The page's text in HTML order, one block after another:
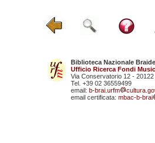
Biblioteca Nazionale
Ufficio Ricerca Fondi
Via Conservatorio 12 - 20122
Tel. +39 02 36559499
email: b-brai.urfm
email certificata: mbac-b-brai